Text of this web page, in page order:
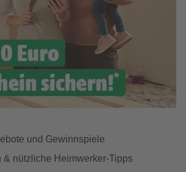
und Gewinnspiele
& nützliche Heimwerker-Tipps